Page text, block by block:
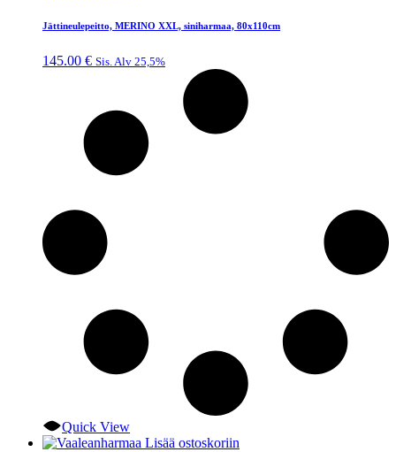
Jättineulepeitto, MERINO XXL, siniharmaa, 80x110cm
145.00 € Sis. Alv 25,5%
Quick View
Lisää ostoskoriin